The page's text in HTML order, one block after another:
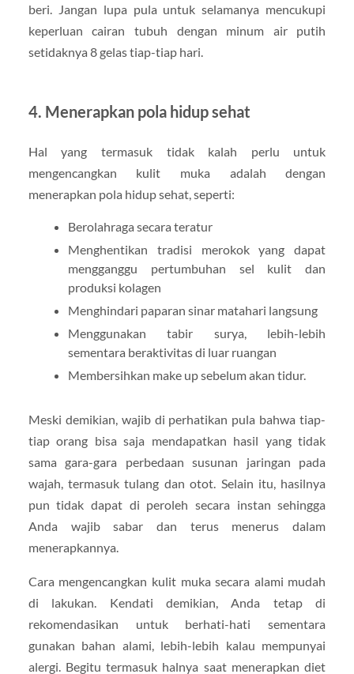
beri. Jangan lupa pula untuk selamanya mencukupi
keperluan cairan tubuh dengan minum air putih
setidaknya 8 gelas tiap-tiap hari.
4. Menerapkan pola hidup sehat
Hal yang termasuk tidak kalah perlu untuk
mengencangkan kulit muka adalah dengan
menerapkan pola hidup sehat, seperti:
Berolahraga secara teratur
Menghentikan tradisi merokok yang dapat
mengganggu pertumbuhan sel kulit dan
produksi kolagen
Menghindari paparan sinar matahari langsung
Menggunakan tabir surya, lebih-lebih
sementara beraktivitas di luar ruangan
Membersihkan make up sebelum akan tidur.
Meski demikian, wajib di perhatikan pula bahwa tiap-
tiap orang bisa saja mendapatkan hasil yang tidak
sama gara-gara perbedaan susunan jaringan pada
wajah, termasuk tulang dan otot. Selain itu, hasilnya
pun tidak dapat di peroleh secara instan sehingga
Anda wajib sabar dan terus menerus dalam
menerapkannya.
Cara mengencangkan kulit muka secara alami mudah
di lakukan. Kendati demikian, Anda tetap di
rekomendasikan untuk berhati-hati sementara
gunakan bahan alami, lebih-lebih kalau mempunyai
alergi. Begitu termasuk halnya saat menerapkan diet